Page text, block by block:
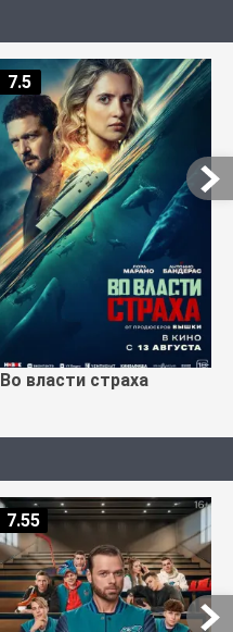
Во власти страха
7.5
7.55